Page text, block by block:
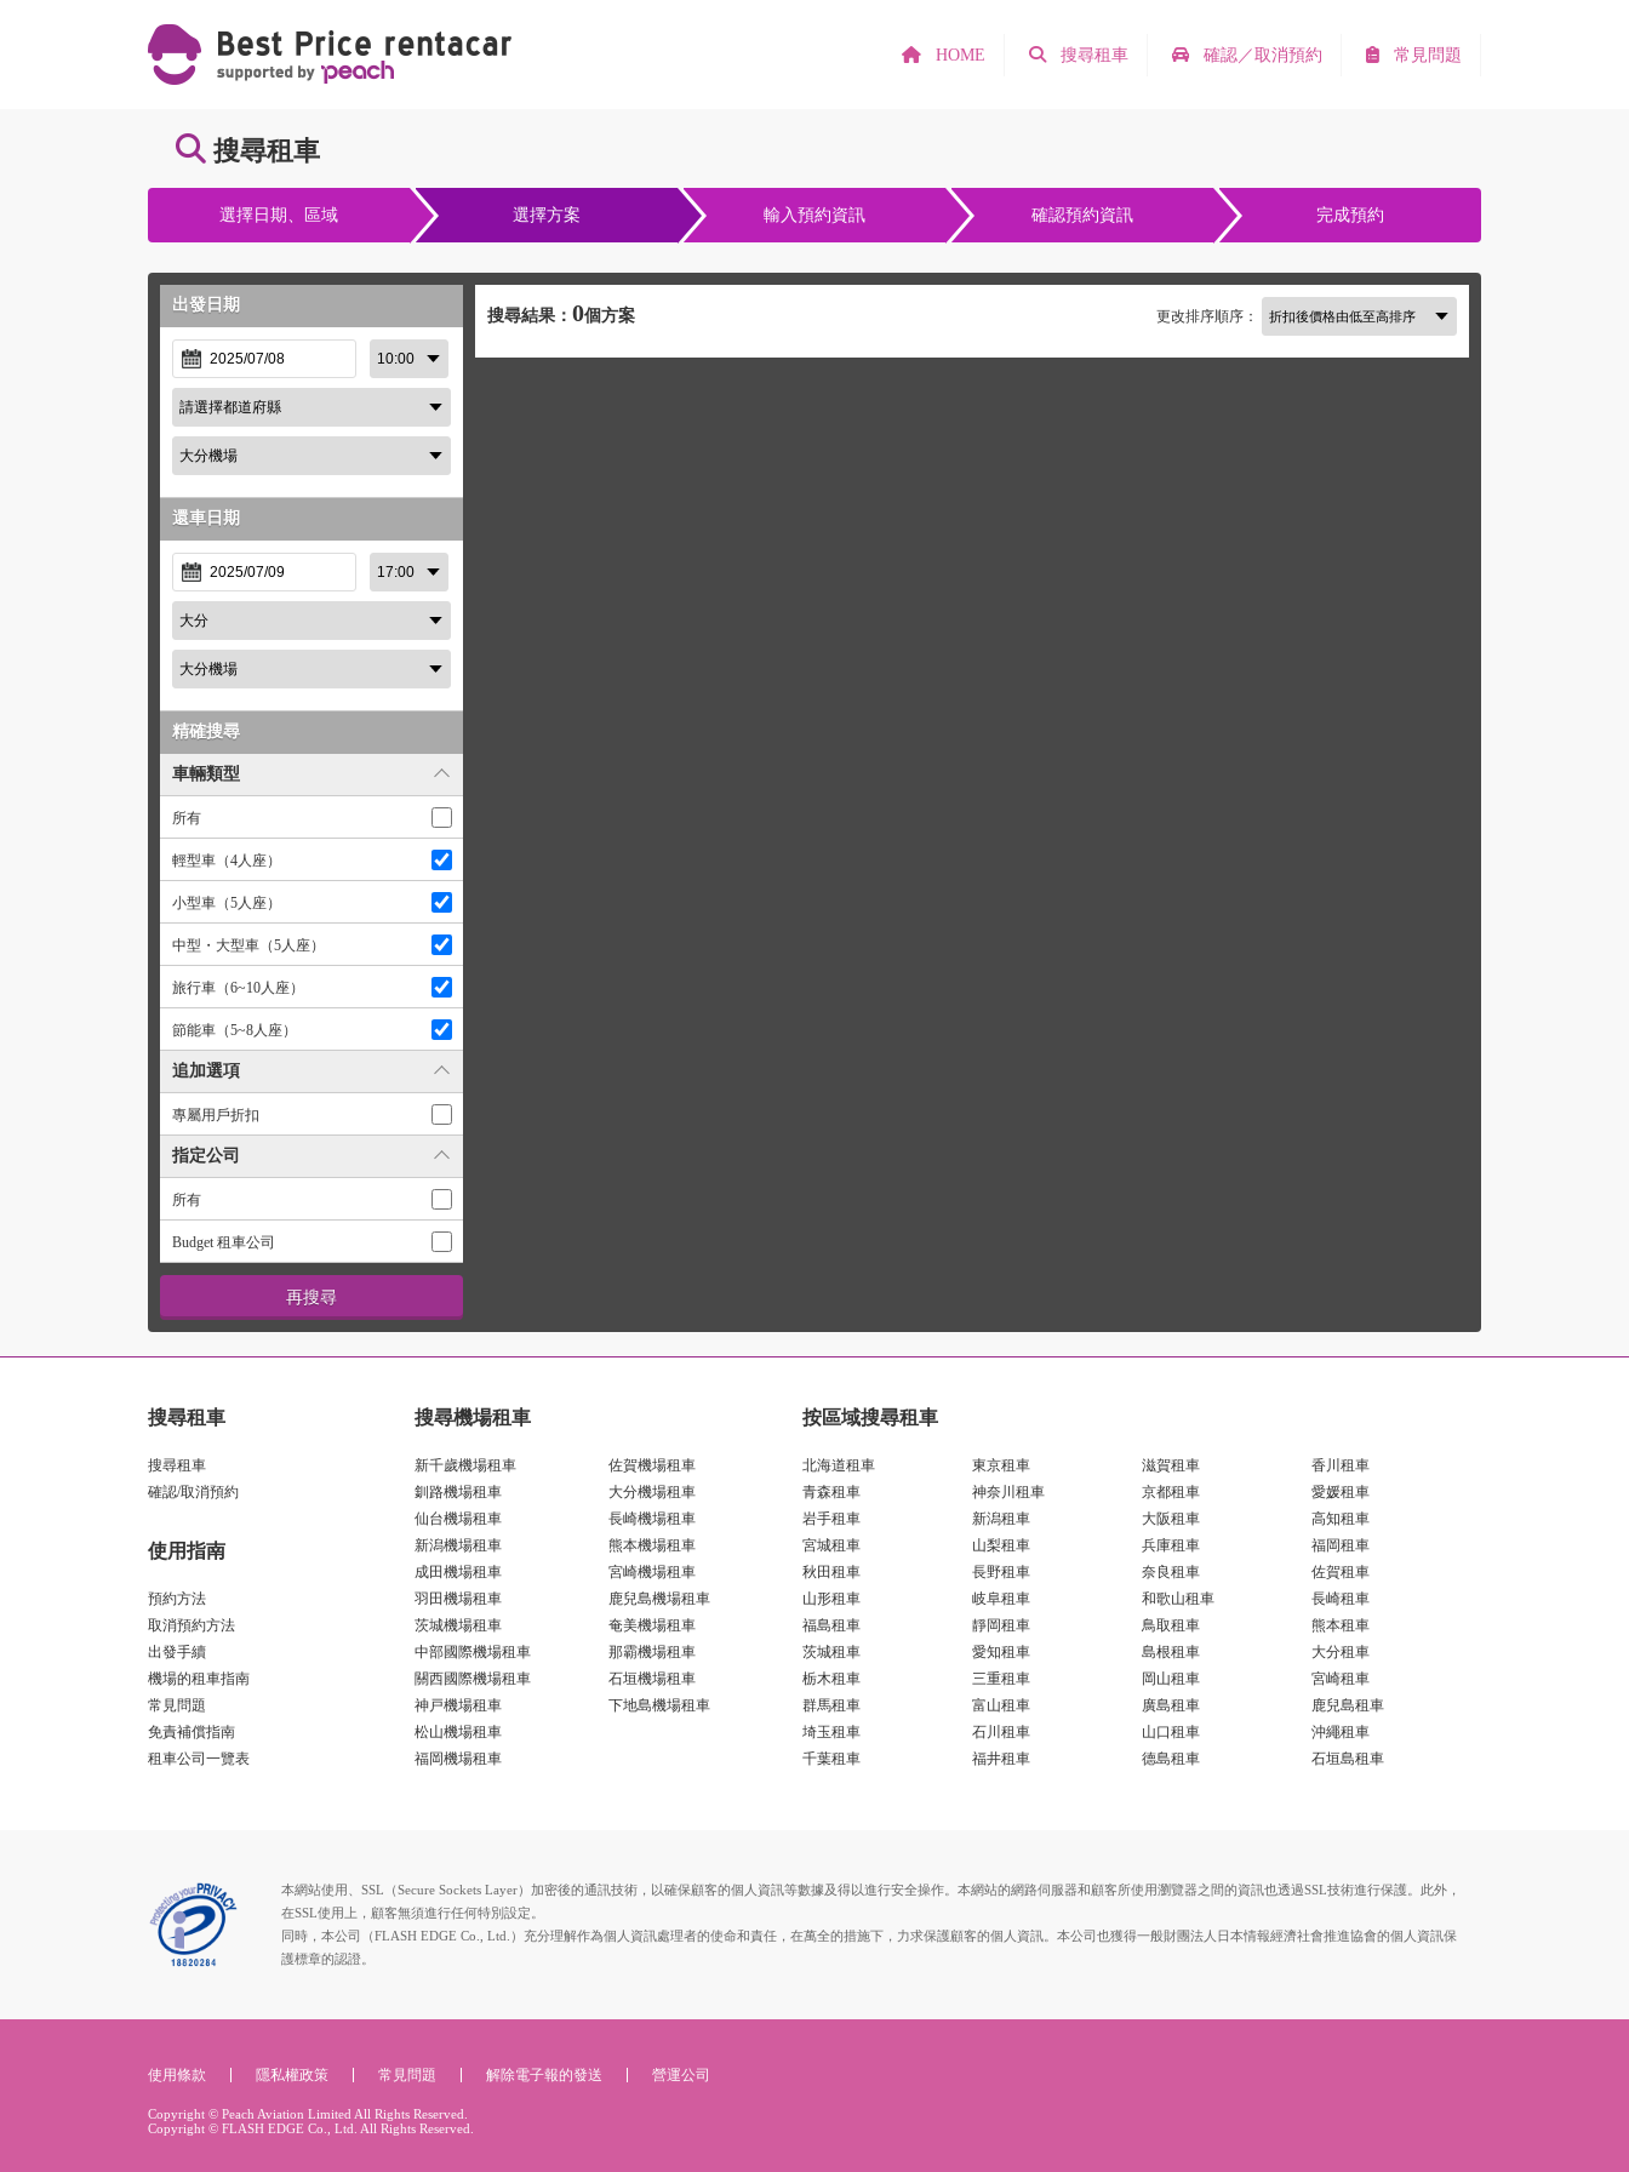
常見問題
確認／取消預約
搜尋租車
HOME
搜尋租車
選擇日期、區域 選擇方案 輸入預約資訊 確認預約資訊 完成預約
出發日期
還車日期
精確搜尋
車輛類型
所有
輕型車（4人座）
小型車（5人座）
中型・大型車（5人座）
旅行車（6~10人座）
節能車（5~8人座）
追加選項
專屬用戶折扣
指定公司
所有
Budget 租車公司
搜尋結果： 0個方案 更改排序順序：
搜尋租車
搜尋租車
確認/取消預約
使用指南
預約方法
取消預約方法
出發手續
機場的租車指南
常見問題
免責補償指南
租車公司一覽表
搜尋機場租車
新千歲機場租車
釧路機場租車
仙台機場租車
新潟機場租車
成田機場租車
羽田機場租車
茨城機場租車
中部國際機場租車
關西國際機場租車
神戸機場租車
松山機場租車
福岡機場租車
佐賀機場租車
大分機場租車
長崎機場租車
熊本機場租車
宮崎機場租車
鹿兒島機場租車
奄美機場租車
那霸機場租車
石垣機場租車
下地島機場租車
按區域搜尋租車
北海道租車
青森租車
岩手租車
宮城租車
秋田租車
山形租車
福島租車
茨城租車
栃木租車
群馬租車
埼玉租車
千葉租車
東京租車
神奈川租車
新潟租車
山梨租車
長野租車
岐阜租車
靜岡租車
愛知租車
三重租車
富山租車
石川租車
福井租車
滋賀租車
京都租車
大阪租車
兵庫租車
奈良租車
和歌山租車
鳥取租車
島根租車
岡山租車
廣島租車
山口租車
德島租車
香川租車
愛媛租車
高知租車
福岡租車
佐賀租車
長崎租車
熊本租車
大分租車
宮崎租車
鹿兒島租車
沖繩租車
石垣島租車
本網站使用、SSL（Secure Sockets Layer）加密後的通訊技術，以確保顧客的個人資訊等數據及得以進行安全操作。本網站的網路伺服器和顧客所使用瀏覽器之間的資訊也透過SSL技術進行保護。此外，
在SSL使用上，顧客無須進行任何特別設定。
同時，本公司（FLASH EDGE Co., Ltd.）充分理解作為個人資訊處理者的使命和責任，在萬全的措施下，力求保護顧客的個人資訊。本公司也獲得一般財團法人日本情報經濟社會推進協會的個人資訊保
護標章的認證。
使用條款 隱私權政策 常見問題 解除電子報的發送 營運公司
Copyright © Peach Aviation Limited All Rights Reserved.
Copyright © FLASH EDGE Co., Ltd. All Rights Reserved.